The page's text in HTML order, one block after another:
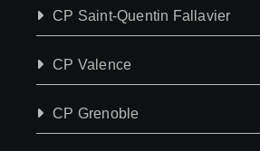
CP Saint-Quentin Fallavier
CP Valence
CP Grenoble